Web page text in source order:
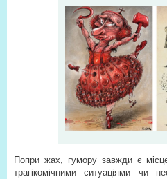
Попри жах, гумору завжди є
трагікомічними ситуаціями чи